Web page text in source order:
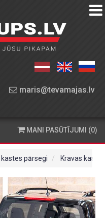
maris@tevamajas.lv
MANI PASŪTĪJUMI (0)
kastes pārsegi Kravas